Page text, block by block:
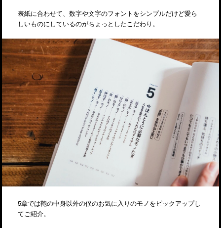
表紙に合わせて、数字や文字のフォントをシンプルだけど愛ら
しいものにしているのがちょっとしたこだわり。
5章では鞄の中身以外の僕のお気に入りのモノをピックアップし
てご紹介。